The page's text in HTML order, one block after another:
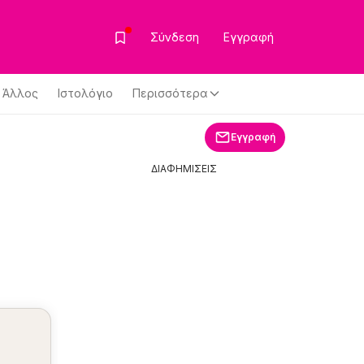
Σύνδεση Εγγραφή
Άλλος Ιστολόγιο Περισσότερα
Εγγραφή
ΔΙΑΦΗΜΙΣΕΙΣ